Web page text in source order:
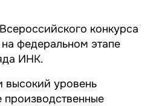
конкурса
федеральном этапе
ИНК.
высокий уровень
производственные